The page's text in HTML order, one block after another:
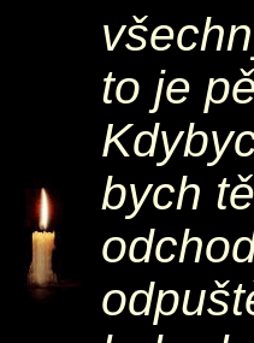
to je
bych